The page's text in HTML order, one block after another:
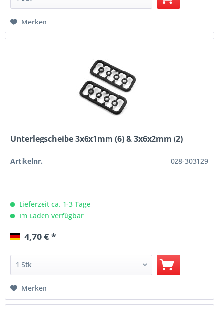
Merken
Unterlegscheibe 3x6x1mm (6) & 3x6x2mm (2)
Artikelnr. 028-303129
Lieferzeit ca. 1-3 Tage
Im Laden verfügbar
4,70 € *
Merken